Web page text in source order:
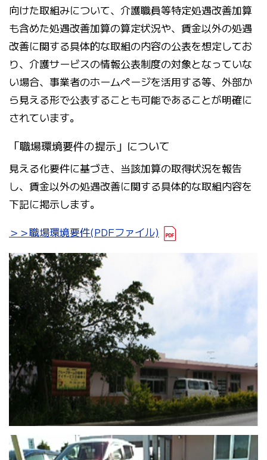
向けた取組みについて、介護職員等特定処遇改善加算
も含めた処遇改善加算の算定状況や、賃金以外の処遇
改善に関する具体的な取組の内容の公表を想定してお
り、介護サービスの情報公表制度の対象となっていな
い場合、事業者のホームページを活用する等、外部か
ら見える形で公表することも可能であることが明確に
されています。
「職場環境要件の提示」について
見える化要件に基づき、当該加算の取得状況を報告
し、賃金以外の処遇改善に関する具体的な取組内容を
下記に掲示します。
＞＞職場環境要件(PDFファイル)